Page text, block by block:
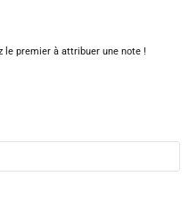
le premier à attribuer une note !